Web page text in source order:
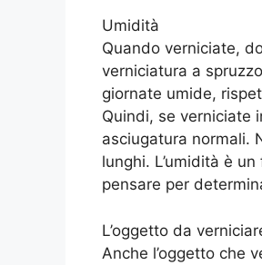
Umidità
Quando verniciate,
verniciatura a
giornate umide,
Quindi, se verniciate
asciugatura normali.
lunghi. L’umidità è
pensare per
L’oggetto da
Anche l’oggetto che